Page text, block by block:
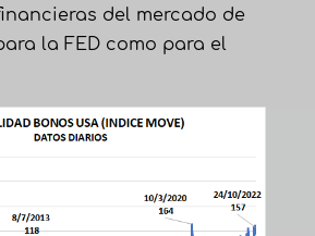
del mercado de
la FED como para el